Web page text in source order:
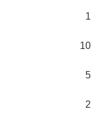
1
10
5
2